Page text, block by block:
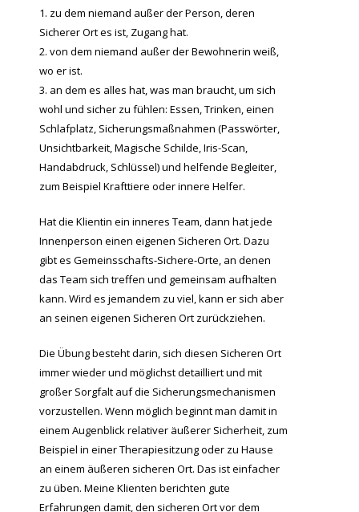
zu dem niemand außer der Person, deren
Sicherer Ort es ist, Zugang hat.
von dem niemand außer der Bewohnerin weiß,
wo er ist.
an dem es alles hat, was man braucht, um sich
wohl und sicher zu fühlen: Essen, Trinken, einen
Schlafplatz, Sicherungsmaßnahmen (Passwörter,
Unsichtbarkeit, Magische Schilde, Iris-Scan,
Handabdruck, Schlüssel) und helfende Begleiter,
zum Beispiel Krafttiere oder innere Helfer.
Hat die Klientin ein inneres Team, dann hat jede
Innenperson einen eigenen Sicheren Ort. Dazu
gibt es Gemeinsschafts-Sichere-Orte, an denen
das Team sich treffen und gemeinsam aufhalten
kann. Wird es jemandem zu viel, kann er sich aber
an seinen eigenen Sicheren Ort zurückziehen.
Die Übung besteht darin, sich diesen Sicheren Ort
immer wieder und möglichst detailliert und mit
großer Sorgfalt auf die Sicherungsmechanismen
vorzustellen. Wenn möglich beginnt man damit in
einem Augenblick relativer äußerer Sicherheit, zum
Beispiel in einer Therapiesitzung oder zu Hause
an einem äußeren sicheren Ort. Das ist einfacher
zu üben. Meine Klienten berichten gute
Erfahrungen damit, den sicheren Ort vor dem